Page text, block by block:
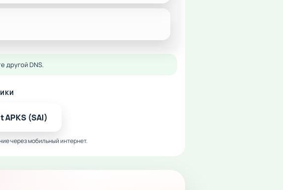
другой DNS.
APKS (SAI)
через мобильный интернет.